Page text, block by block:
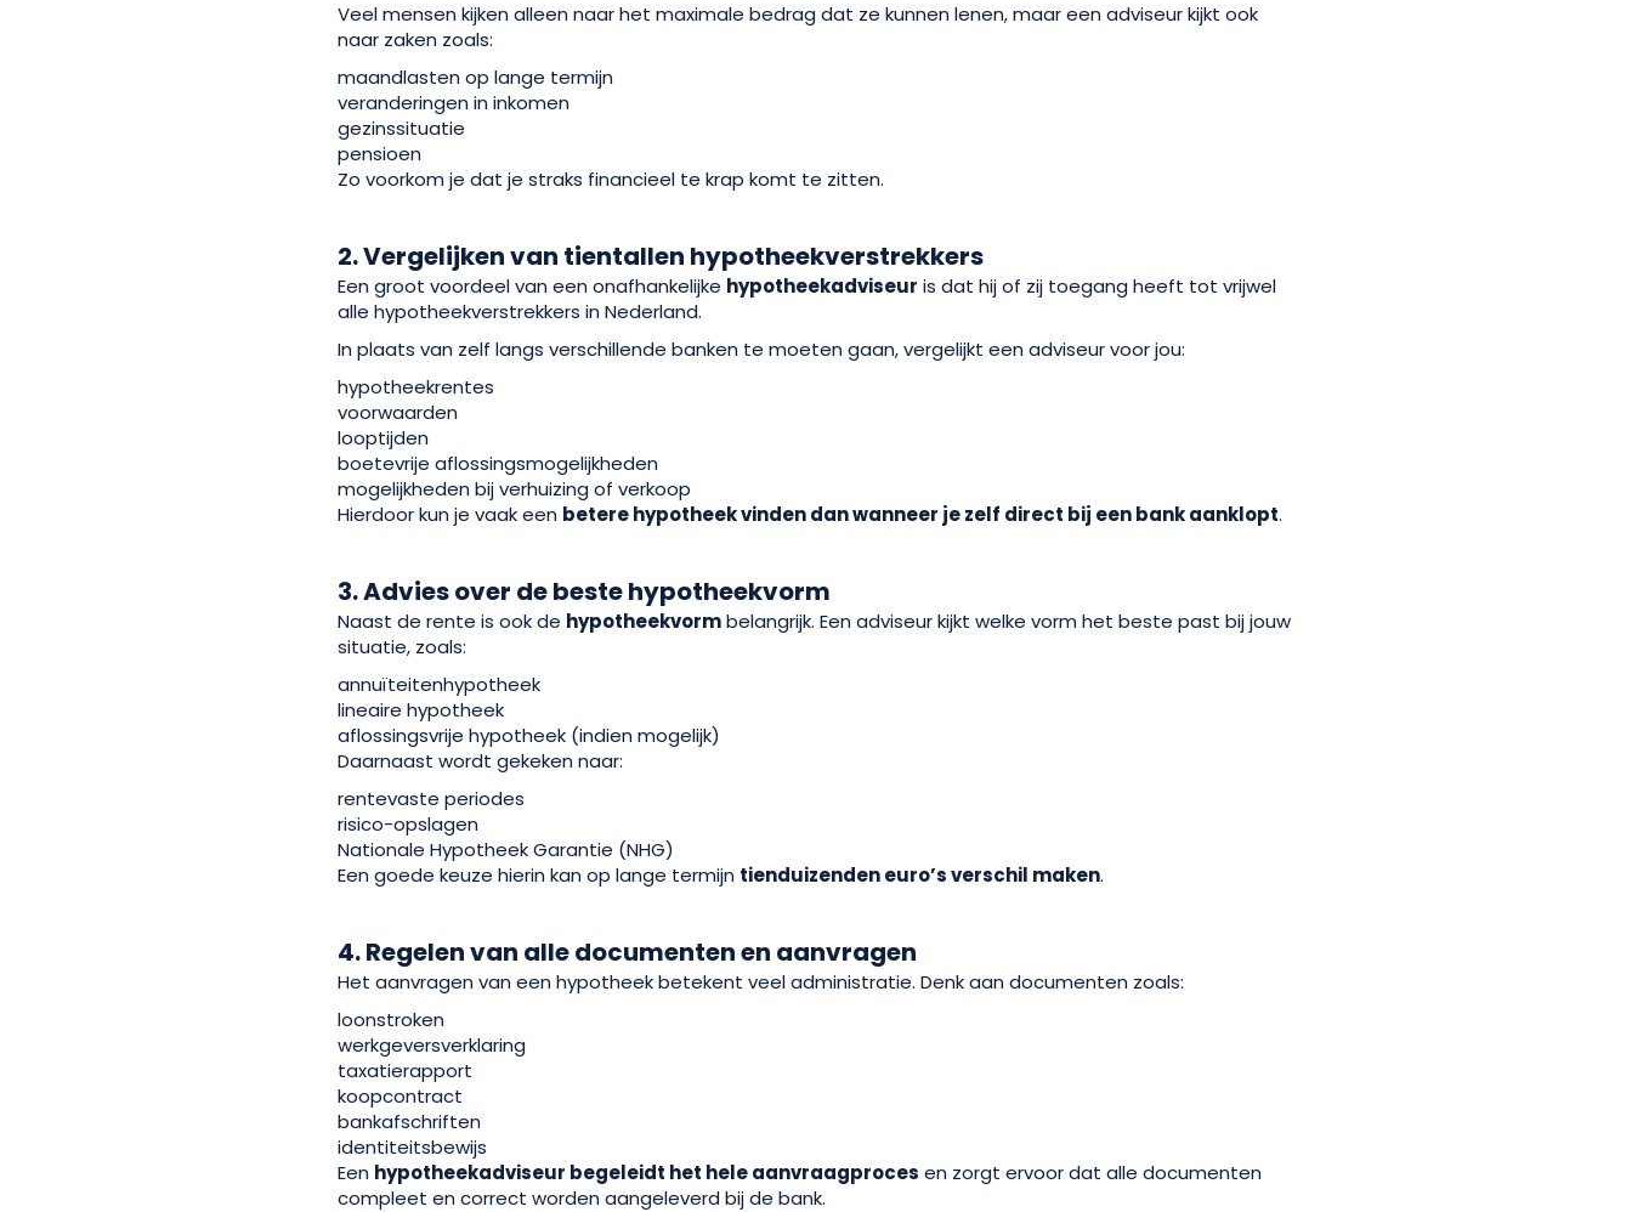
Veel mensen kijken alleen naar het maximale bedrag dat ze kunnen lenen, maar een adviseur kijkt ook
naar zaken zoals:
maandlasten op lange termijn
veranderingen in inkomen
gezinssituatie
pensioen
Zo voorkom je dat je straks financieel te krap komt te zitten.
2. Vergelijken van tientallen hypotheekverstrekkers
Een groot voordeel van een onafhankelijke hypotheekadviseur is dat hij of zij toegang heeft tot vrijwel
alle hypotheekverstrekkers in Nederland.
In plaats van zelf langs verschillende banken te moeten gaan, vergelijkt een adviseur voor jou:
hypotheekrentes
voorwaarden
looptijden
boetevrije aflossingsmogelijkheden
mogelijkheden bij verhuizing of verkoop
Hierdoor kun je vaak een betere hypotheek vinden dan wanneer je zelf direct bij een bank aanklopt.
3. Advies over de beste hypotheekvorm
Naast de rente is ook de hypotheekvormbelangrijk. Een adviseur kijkt welke vorm het beste past bij jouw
situatie, zoals:
annuïteitenhypotheek
lineaire hypotheek
aflossingsvrije hypotheek (indien mogelijk)
Daarnaast wordt gekeken naar:
rentevaste periodes
risico-opslagen
Nationale Hypotheek Garantie (NHG)
Een goede keuze hierin kan op lange termijn tienduizenden euro’s verschil maken.
4. Regelen van alle documenten en aanvragen
Het aanvragen van een hypotheek betekent veel administratie. Denk aan documenten zoals:
loonstroken
werkgeversverklaring
taxatierapport
koopcontract
bankafschriften
identiteitsbewijs
Een hypotheekadviseur begeleidt het hele aanvraagproces en zorgt ervoor dat alle documenten
compleet en correct worden aangeleverd bij de bank.